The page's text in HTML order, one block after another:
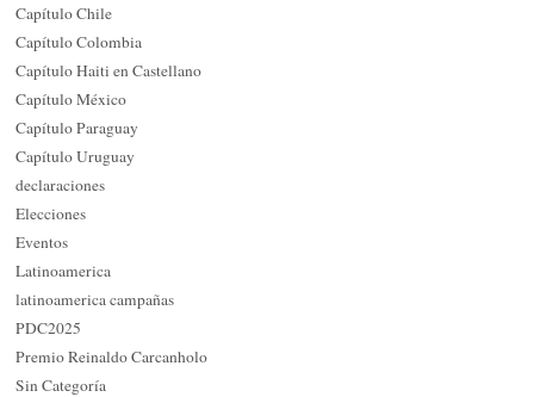
Capítulo Chile
Capítulo Colombia
Capítulo Haiti en Castellano
Capítulo México
Capítulo Paraguay
Capítulo Uruguay
declaraciones
Elecciones
Eventos
Latinoamerica
latinoamerica campañas
PDC2025
Premio Reinaldo Carcanholo
Sin Categoría